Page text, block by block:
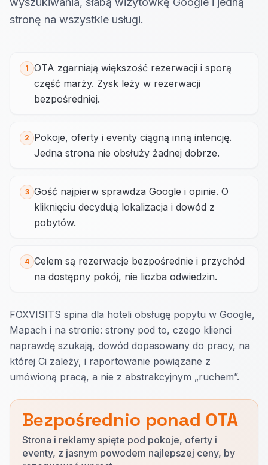
stronę na wszystkie usługi.
1
OTA zgarniają większość rezerwacji i sporą
część marży. Zysk leży w rezerwacji
bezpośredniej.
2
Pokoje, oferty i eventy ciągną inną intencję.
Jedna strona nie obsłuży żadnej dobrze.
3 Gość najpierw sprawdza Google i opinie. O
kliknięciu decydują lokalizacja i dowód z
pobytów.
4 Celem są rezerwacje bezpośrednie i przychód
na dostępny pokój, nie liczba odwiedzin.
FOXVISITS spina dla hoteli obsługę popytu w Google,
Mapach i na stronie: strony pod to, czego klienci
naprawdę szukają, dowód dopasowany do pracy, na
której Ci zależy, i raportowanie powiązane z
umówioną pracą, a nie z abstrakcyjnym „ruchem”.
Bezpośrednio ponad OTA
Strona i reklamy spięte pod pokoje, oferty i
eventy, z jasnym powodem najlepszej ceny, by